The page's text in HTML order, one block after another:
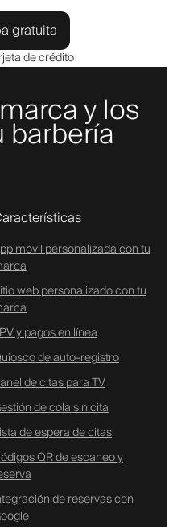
gratuita
de crédito
y los
barbería
móvil personalizada con tu
web personalizado con tu
y pagos en línea
de auto-registro
de citas para TV
de cola sin cita
de espera de citas
QR de escaneo y
de reservas con